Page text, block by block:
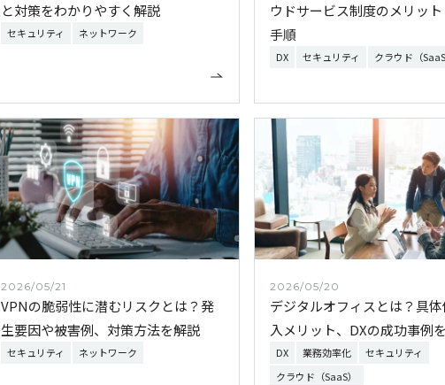
と対策をわかりやすく解説
セキュリティ ネットワーク
ウドサービス制度のメリッ
手順
DX セキュリティ クラウド（SaaS
2026/05/21
VPNの脆弱性に潜むリスクとは？発
生要因や被害例、対策方法を解説
セキュリティ ネットワーク
2026/05/20
デジタルオフィスとは？具
入メリット、DXの成功事例
DX 業務効率化
セキュリティ
クラウド（SaaS）